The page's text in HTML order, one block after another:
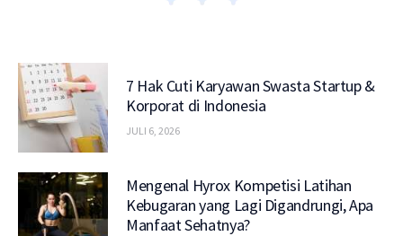
7 Hak Cuti Karyawan Swasta Startup &
Korporat di Indonesia
JULI 6, 2026
Mengenal Hyrox Kompetisi Latihan
Kebugaran yang Lagi Digandrungi, Apa
Manfaat Sehatnya?